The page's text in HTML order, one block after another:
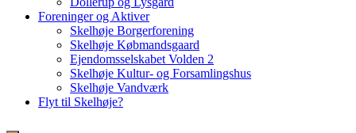
Foreninger og Aktiver
Skelhøje Borgerforening
Skelhøje Købmandsgaard
Ejendomsselskabet Volden 2
Skelhøje Kultur- og Forsamlingshus
Skelhøje Vandværk
Flyt til Skelhøje?